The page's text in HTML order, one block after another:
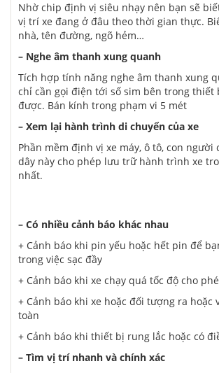
Nhờ chip định vị siêu nhạy nên bạn sẽ
vị trí xe đang ở đâu theo thời gian thực.
nhà, tên đường, ngõ hẻm…
– Nghe âm thanh xung quanh
Tích hợp tính năng nghe âm thanh xung
chỉ cần gọi điện tới số sim bên trong thiết
được. Bán kính trong phạm vi 5 mét
– Xem lại hành trình di chuyển của xe
Phần mềm định vị xe máy, ô tô, con người
dây này cho phép lưu trữ hành trình xe
nhất.
– Có nhiều cảnh báo khác nhau
+ Cảnh báo khi pin yếu hoặc hết pin để
trong việc sạc đầy
+ Cảnh báo khi xe chạy quá tốc độ cho
+ Cảnh báo khi xe hoặc đối tượng ra hoặc
toàn
+ Cảnh báo khi thiết bị rung lắc hoặc có
– Tìm vị trí nhanh và chính xác